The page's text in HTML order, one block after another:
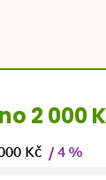
2 000
Kč/ 4 %